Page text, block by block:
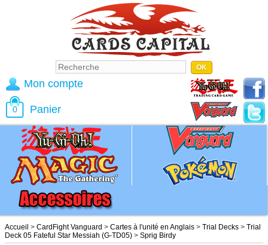
Accueil > CardFight Vanguard > Cartes à l'unité en Anglais > Trial Decks > Trial
Deck 05 Fateful Star Messiah (G-TD05) > Sprig Birdy
Mon compte
0 Panier